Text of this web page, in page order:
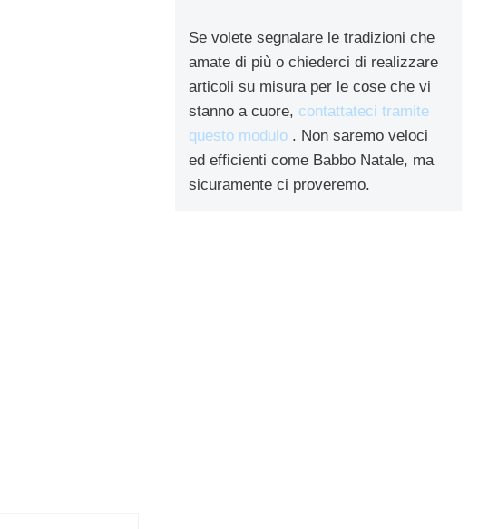
Se volete segnalare le tradizioni che
amate di più o chiederci di realizzare
articoli su misura per le cose che vi
stanno a cuore, contattateci tramite
questo modulo . Non saremo veloci
ed efficienti come Babbo Natale, ma
sicuramente ci proveremo.